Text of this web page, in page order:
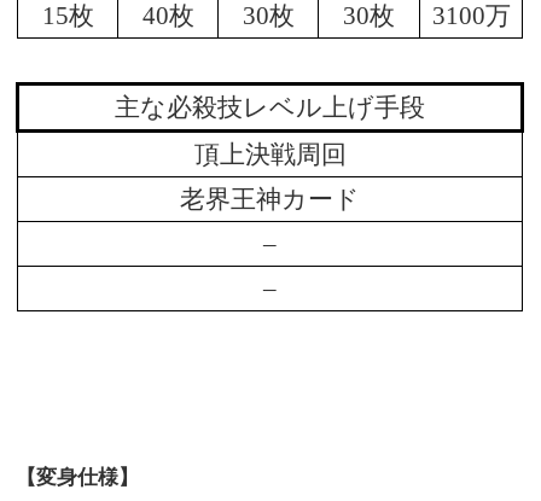
15枚
40枚 30枚 30枚 3100万
主な必殺技レベル上げ手段
頂上決戦周回
老界王神カード
–
–
【変身仕様】